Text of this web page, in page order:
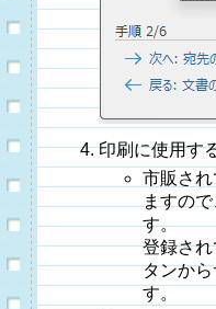
印刷に使用す
市販さ
ますの
す。
登録さ
タンか
す。